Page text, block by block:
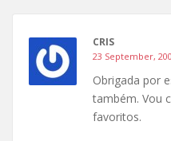
CRIS
23 September,
Obrigada por
também. Vou
favoritos.